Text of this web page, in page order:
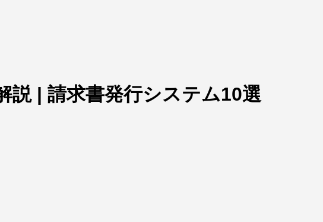
説 | 請求書発行システム10選